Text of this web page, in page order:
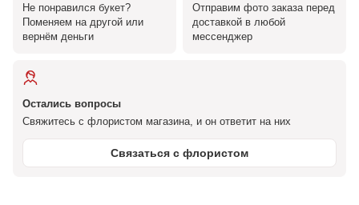
Не понравился букет?
Поменяем на другой или
вернём деньги
Отправим фото заказа перед
доставкой в любой
мессенджер
Остались вопросы
Свяжитесь с флористом магазина, и он ответит на них
Связаться с флористом